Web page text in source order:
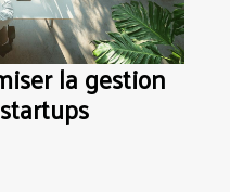
la gestion